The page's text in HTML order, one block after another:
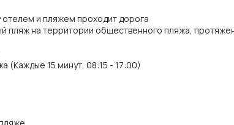
и пляжем проходит дорога
пляж на территории общественного пляжа,
(Каждые 15 минут, 08:15 - 17:00)